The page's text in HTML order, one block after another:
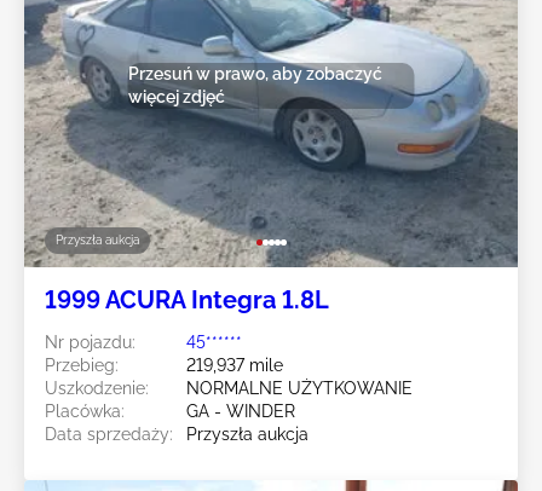
Przyszła aukcja
Przesuń w prawo, aby zobaczyć
więcej zdjęć
1999 ACURA Integra 1.8L
Nr pojazdu:
45******
Przebieg:
219,937 mile
Uszkodzenie:
NORMALNE UŻYTKOWANIE
Placówka:
GA - WINDER
Data sprzedaży:
Przyszła aukcja